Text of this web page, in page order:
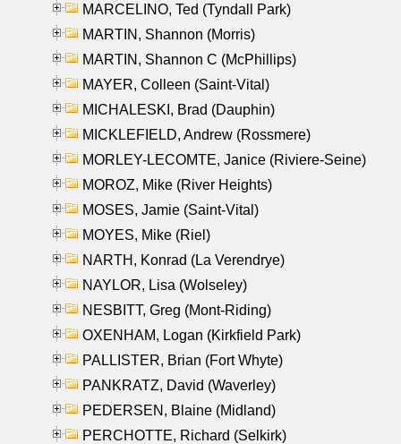
MARCELINO, Ted (Tyndall Park)
MARTIN, Shannon (Morris)
MARTIN, Shannon C (McPhillips)
MAYER, Colleen (Saint-Vital)
MICHALESKI, Brad (Dauphin)
MICKLEFIELD, Andrew (Rossmere)
MORLEY-LECOMTE, Janice (Riviere-Seine)
MOROZ, Mike (River Heights)
MOSES, Jamie (Saint-Vital)
MOYES, Mike (Riel)
NARTH, Konrad (La Verendrye)
NAYLOR, Lisa (Wolseley)
NESBITT, Greg (Mont-Riding)
OXENHAM, Logan (Kirkfield Park)
PALLISTER, Brian (Fort Whyte)
PANKRATZ, David (Waverley)
PEDERSEN, Blaine (Midland)
PERCHOTTE, Richard (Selkirk)